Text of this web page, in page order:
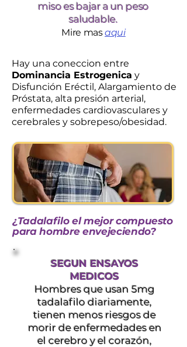
miso es bajar a un peso
saludable.
Mire masaqui
Hay una coneccion entre
Dominancia Estrogenica y
Disfunción Eréctil, Alargamiento de
Próstata, alta presión arterial,
enfermedades cardiovasculares y
cerebrales y sobrepeso/obesidad.
¿Tadalafilo el mejor compuesto
para hombre envejeciendo?
SEGUN ENSAYOS
MEDICOS
Hombres que usan 5mg
tadalafilo diariamente,
tienen menos riesgos de
morir de enfermedades en
el cerebro y el corazón,